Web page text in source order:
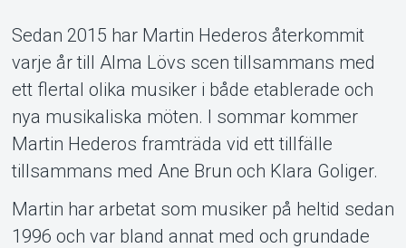
Support
Sedan 2015 har Martin Hederos återkommit
varje år till Alma Lövs scen tillsammans med
ett flertal olika musiker i både etablerade och
nya musikaliska möten. I sommar kommer
Martin Hederos framträda vid ett tillfälle
tillsammans med Ane Brun och Klara Goliger.
Martin har arbetat som musiker på heltid sedan
1996 och var bland annat med och grundade